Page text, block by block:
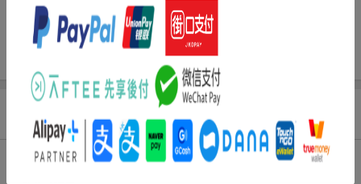
商品情報
発売日 2022年06月29日頃